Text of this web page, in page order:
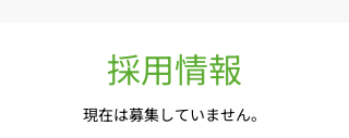
採用情報
現在は募集していません。